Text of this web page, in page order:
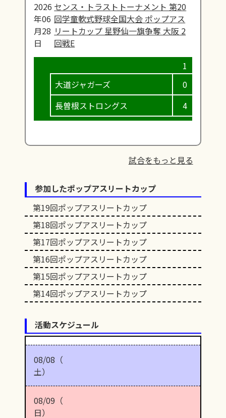
2026
年06
月28
日
センス・トラストトーナメント 第20
回学童軟式野球全国大会 ポップアス
リートカップ 星野仙一旗争奪 大阪 2
回戦E
大道ジャガーズ
長曽根ストロングス
0
4
試合をもっと見る
参加したポップアスリートカップ
第19回ポップアスリートカップ
第18回ポップアスリートカップ
第17回ポップアスリートカップ
第16回ポップアスリートカップ
第15回ポップアスリートカップ
第14回ポップアスリートカップ
活動スケジュール
08/08（
土）
08/09（
日）